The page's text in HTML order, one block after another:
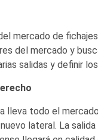
mercado de
del mercado y
salidas y definir
lleva todo el
lateral. La